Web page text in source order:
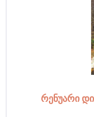
რენუარი